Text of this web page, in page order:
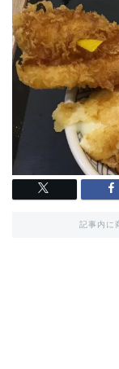
記事内に